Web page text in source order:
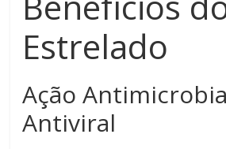
Estrelado
Ação
Antiviral